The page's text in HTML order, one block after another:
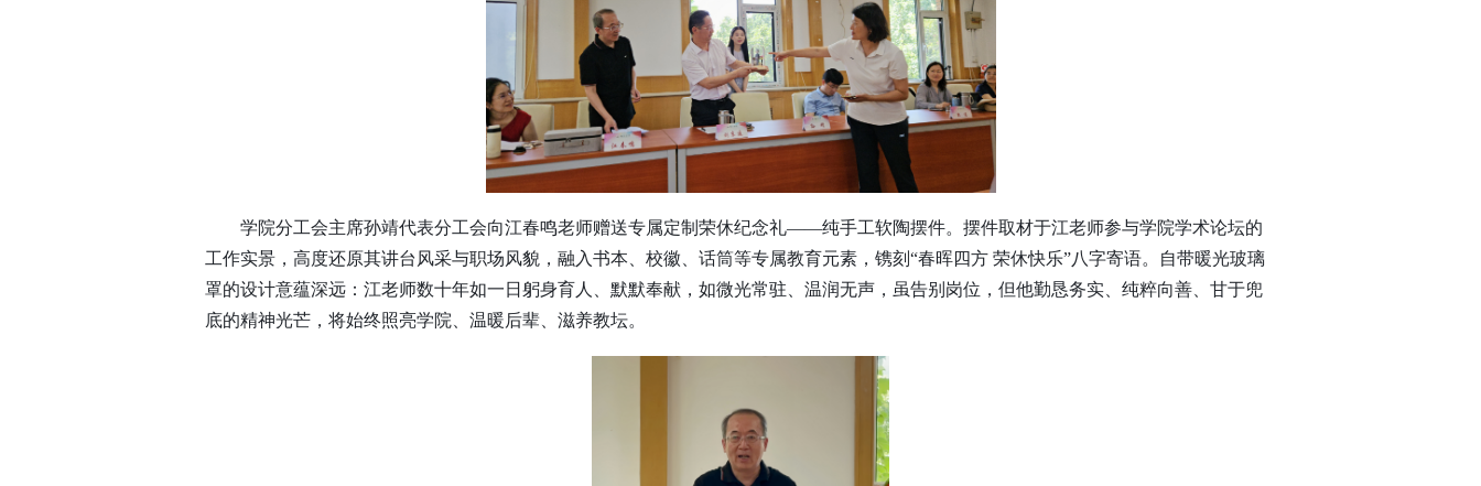
学院分工会主席孙靖代表分工会向江春鸣老师赠送专属定制荣休纪念礼——纯手工软陶摆件。摆件取材于江老师参与学院学术论坛的
工作实景，高度还原其讲台风采与职场风貌，融入书本、校徽、话筒等专属教育元素，镌刻“春晖四方 荣休快乐”八字寄语。自带暖光玻璃
罩的设计意蕴深远：江老师数十年如一日躬身育人、默默奉献，如微光常驻、温润无声，虽告别岗位，但他勤恳务实、纯粹向善、甘于兜
底的精神光芒，将始终照亮学院、温暖后辈、滋养教坛。